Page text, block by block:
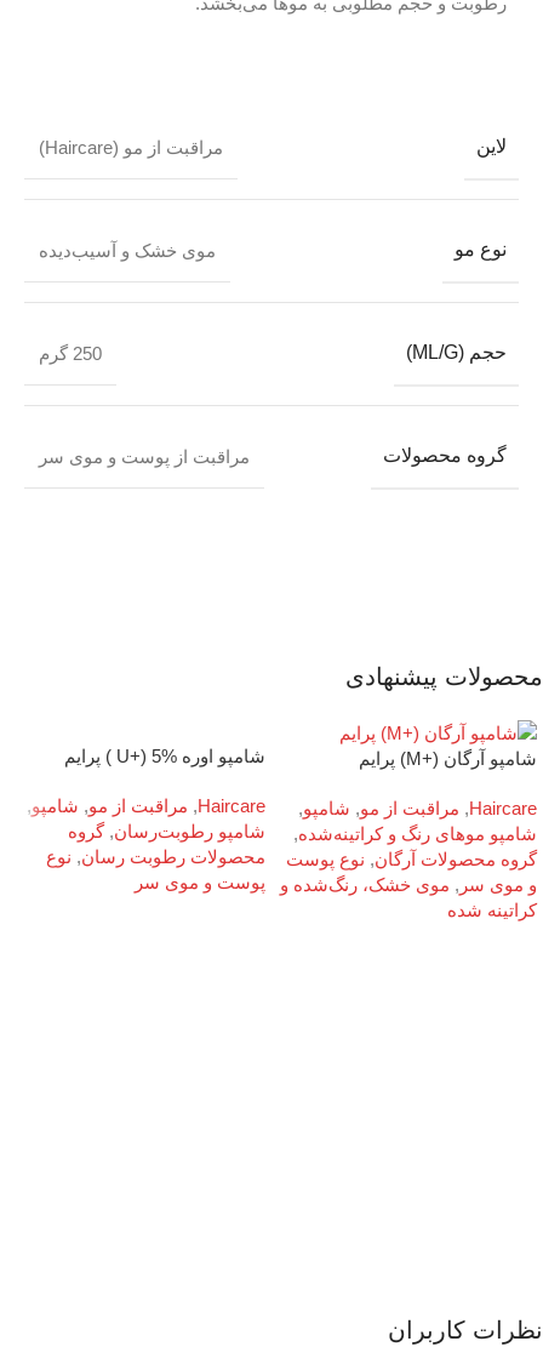
لاین مراقبت از مو (Haircare)
نوع مو موی خشک و آسیب‌دیده
حجم (ML/G) 250 گرم
گروه محصولات مراقبت از پوست و موی سر
محصولات پیشنهادی
شامپو آرگان (+M) پرایم
Haircare
, مراقبت از مو, شامپو,
شامپو موهای رنگ‌ و کراتینه‌شده,
گروه محصولات آرگان, نوع پوست
و موی سر , موی خشک، رنگ‌شده و
کراتینه شده
شامپو اوره %5 (+U ) پرایم
Haircare
, مراقبت از مو, شامپو,
شامپو رطوبت‌رسان, گروه
محصولات رطوبت رسان, نوع
پوست و موی سر
نظرات کاربران